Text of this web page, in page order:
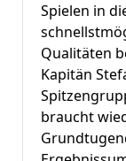
Spielen in
Qualitäten
Kapitän
braucht